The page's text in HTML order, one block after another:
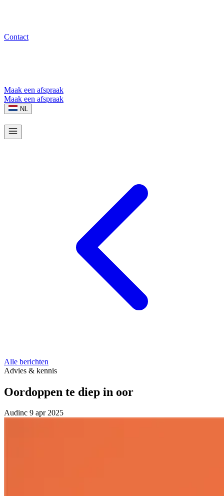
Contact
Maak een afspraak
Maak een afspraak
NL
Alle berichten
Advies & kennis
Oordoppen te diep in oor
Audinc 9 apr 2025